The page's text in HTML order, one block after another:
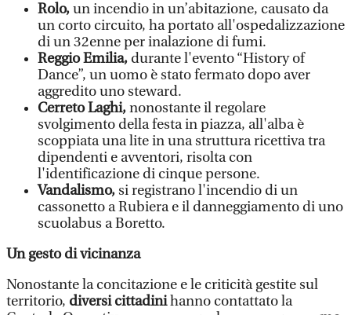
Rolo,un incendio in un’abitazione, causato da
un corto circuito, ha portato all'ospedalizzazione
di un 32enne per inalazione di fumi.
Reggio Emilia, durante l'evento “History of
Dance”, un uomo è stato fermato dopo aver
aggredito uno steward.
Cerreto Laghi,nonostante il regolare
svolgimento della festa in piazza, all'alba è
scoppiata una lite in una struttura ricettiva tra
dipendenti e avventori, risolta con
l'identificazione di cinque persone.
Vandalismo,si registrano l'incendio di un
cassonetto a Rubiera e il danneggiamento di uno
scuolabus a Boretto.
Un gesto di vicinanza
Nonostante la concitazione e le criticità gestite sul
territorio, diversi cittadinihanno contattato la